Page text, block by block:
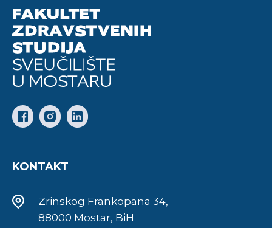
KONTAKT
Zrinskog Frankopana 34,
88000 Mostar, BiH